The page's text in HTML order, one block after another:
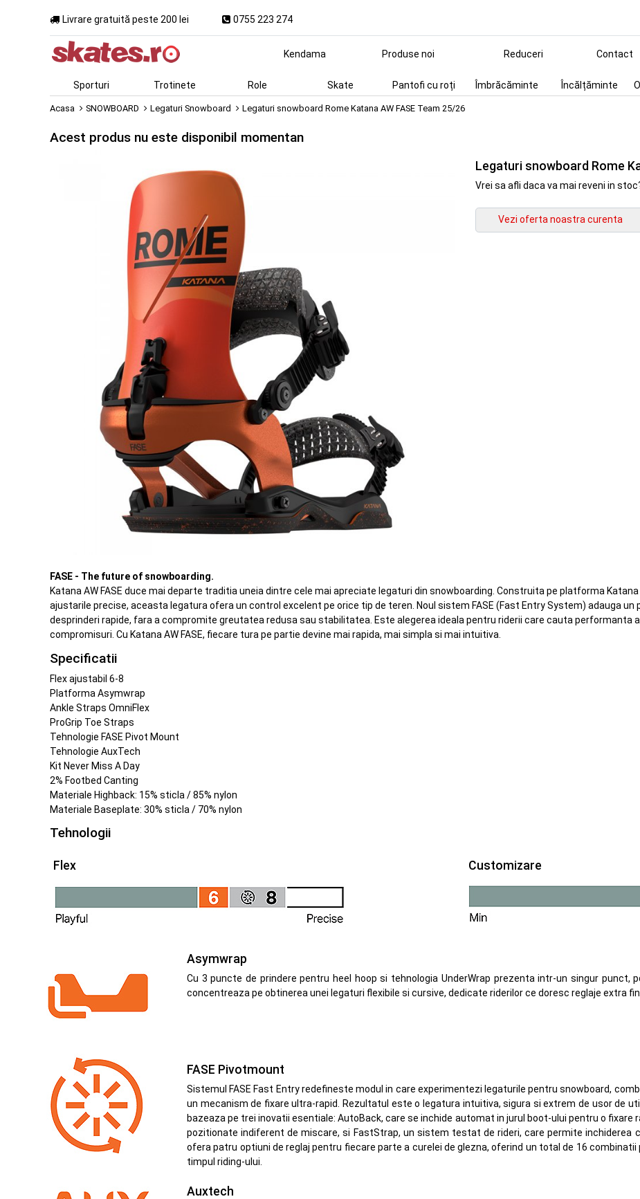
Livrare gratuită peste 200 lei 0755 223 274
Kendama Produse noi Reduceri Contact
Sporturi Trotinete Role Skate Pantofi cu roți Îmbrăcăminte Încălțăminte
Acasa SNOWBOARD Legaturi Snowboard Legaturi snowboard Rome Katana AW FASE Team 25/26
Acest produs nu este disponibil momentan
Legaturi snowboard Rome
Vrei sa afli daca va mai reveni in
FASE - The future of snowboarding.
Katana AW FASE duce mai departe traditia uneia dintre cele mai apreciate legaturi din snowboarding. Construita pe platforma
ajustarile precise, aceasta legatura ofera un control excelent pe orice tip de teren. Noul sistem FASE (Fast Entry System) adauga
desprinderi rapide, fara a compromite greutatea redusa sau stabilitatea. Este alegerea ideala pentru riderii care cauta performanta
compromisuri. Cu Katana AW FASE, fiecare tura pe partie devine mai rapida, mai simpla si mai intuitiva.
Specificatii
Flex ajustabil 6-8
Platforma Asymwrap
Ankle Straps OmniFlex
ProGrip Toe Straps
Tehnologie FASE Pivot Mount
Tehnologie AuxTech
Kit Never Miss A Day
2% Footbed Canting
Materiale Highback: 15% sticla / 85% nylon
Materiale Baseplate: 30% sticla / 70% nylon
Tehnologii
Flex Customizare
Asymwrap
Cu 3 puncte de prindere pentru heel hoop si tehnologia UnderWrap prezenta intr-un singur
concentreaza pe obtinerea unei legaturi flexibile si cursive, dedicate riderilor ce doresc reglaje extra
FASE Pivotmount
Sistemul FASE Fast Entry redefineste modul in care experimentezi legaturile pentru snowboard,
un mecanism de fixare ultra-rapid. Rezultatul este o legatura intuitiva, sigura si extrem de usor de
bazeaza pe trei inovatii esentiale: AutoBack, care se inchide automat in jurul boot-ului pentru o fixare
pozitionate indiferent de miscare, si FastStrap, un sistem testat de rideri, care permite inchiderea
ofera patru optiuni de reglaj pentru fiecare parte a curelei de glezna, oferind un total de 16
timpul riding-ului.
Auxtech